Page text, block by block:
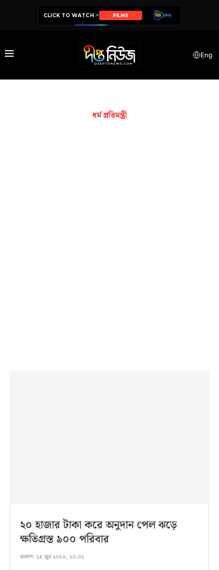
CLICK TO WATCH FILMS
Eng
ধর্ম প্রতিমন্ত্রী
২০ হাজার টাকা করে অনুদান পেল ঝড়ে
ক্ষতিগ্রস্ত ৯০০ পরিবার
প্রকাশ: ১৪ জুন ২০২৩, ২০:০১